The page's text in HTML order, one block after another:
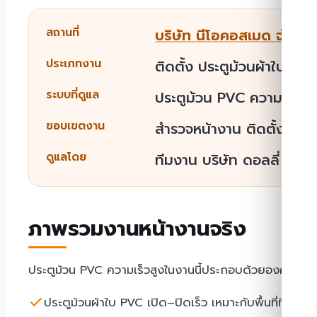
สถานที่ บริษัท นีโอคอสเมด จำกัด
ประเภทงาน ติดตั้ง ประตูม้วนผ้าใบ PVC
ระบบที่ดูแล ประตูม้วน PVC ความเร็วสู
ขอบเขตงาน สำรวจหน้างาน ติดตั้ง ตั้งค่
ดูแลโดย ทีมงาน บริษัท ดอลลี่ โซลูชั่
ภาพรวมงานหน้างานจริง
ประตูม้วน PVC ความเร็วสูงในงานนี้ประกอบด้วยองค์ปร
ประตูม้วนผ้าใบ PVC เปิด–ปิดเร็ว เหมาะกับพื้นที่ที่มีรถ–